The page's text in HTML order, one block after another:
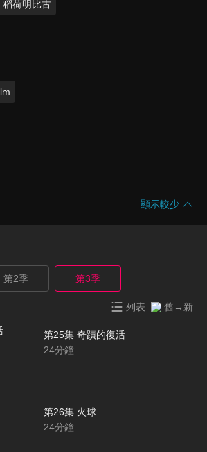
稻荷明比古
顯示較少
第2季 第3季
列表 舊→新
第25集 奇蹟的復活
24分鐘
第26集 火球
24分鐘